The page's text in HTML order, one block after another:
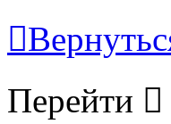
Перейти